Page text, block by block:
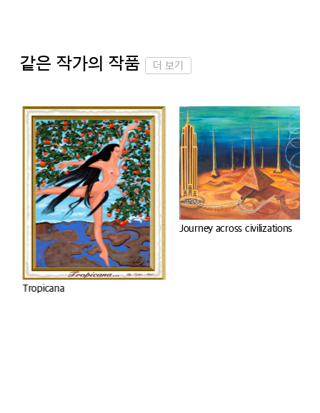
같은 작가의 작품 더 보기
Tropicana
Journey across civilizations